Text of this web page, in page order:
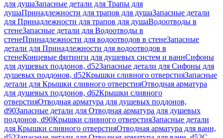
для душаЗапасные детали для Трапы для
душаПринадлежности для трапов для душаЗапасные детали
для Принадлежности для трапов для душаВодоотводы в
стенеЗапасные детали для Водоотводы в
стенеПринадлежности для водоотводов в стенеЗапасные
детали для Принадлежности для водоотводов в
стенеКонцевые фитинги для душевых систем и ваннСифоны
для душевых поддонов, d52Запасные детали для Сифоны для
душевых поддонов, d52Крышки сливного отверстияЗапасные
детали для Крышки сливного отверстияОтводная арматура
для душевых поддонов, d62Крышки сливного
отверстияОтводная арматура для душевых поддонов,
d90Запасные детали для Отводная арматура для душевых
поддонов, d90Крышки сливного отверстияЗапасные детали
для Крышки сливного отверстияОтводная арматура для ванн,